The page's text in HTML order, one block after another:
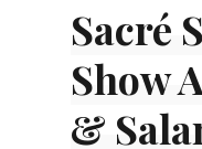
Sacré
Show
&